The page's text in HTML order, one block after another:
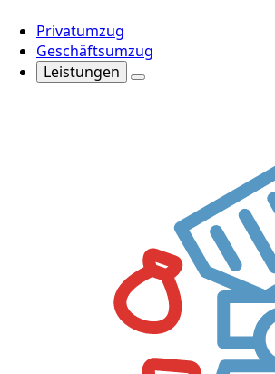
Privatumzug
Geschäftsumzug
Leistungen